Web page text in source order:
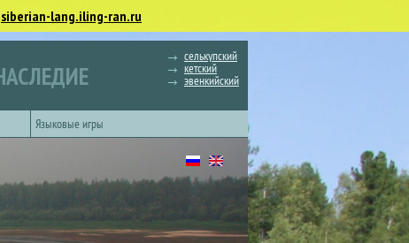
siberian-lang.iling-ran.ru
селькупский
кетский
эвенкийский
Языковые игры